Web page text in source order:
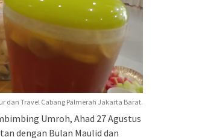
dan Travel Cabang Palmerah Jakarta Barat.
Umroh, Ahad 27 Agustus
dengan Bulan Maulid dan